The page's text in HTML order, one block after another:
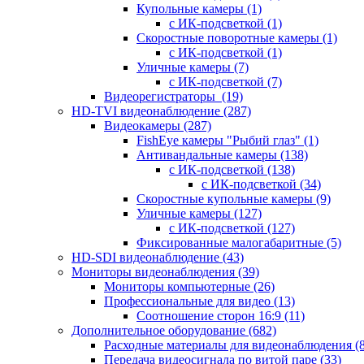
Купольные камеры (1)
с ИК-подсветкой (1)
Скоростные поворотные камеры (1)
с ИК-подсветкой (1)
Уличные камеры (7)
с ИК-подсветкой (7)
Видеорегистраторы (19)
HD-TVI видеонаблюдение (287)
Видеокамеры (287)
FishEye камеры "Рыбий глаз" (1)
Антивандальные камеры (138)
с ИК-подсветкой (138)
с ИК-подсветкой (34)
Скоростные купольные камеры (9)
Уличные камеры (127)
с ИК-подсветкой (127)
Фиксированные малогабаритные (5)
HD-SDI видеонаблюдение (43)
Мониторы видеонаблюдения (39)
Мониторы компьютерные (26)
Профессиональные для видео (13)
Соотношение сторон 16:9 (11)
Дополнительное оборудование (682)
Расходные материалы для видеонаблюдения
Передача видеосигнала по витой паре (33)